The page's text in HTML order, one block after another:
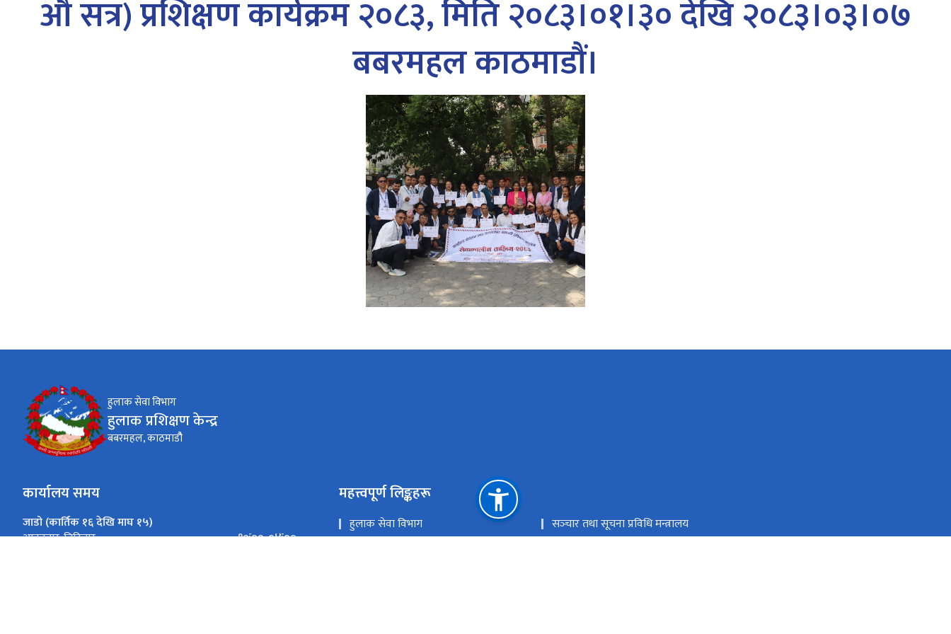
औं सत्र) प्रशिक्षण कार्यक्रम २०८३, मिति २०८३।०१।३० देखि २०८३।०३।०७
बबरमहल काठमाडौं।
हुलाक सेवा विभाग
हुलाक प्रशिक्षण केन्द्र
बबरमहल, काठमाडौै
कार्यालय समय
जाडो (कार्तिक १६ देखि माघ १५)
आइतबार-बिहिबार
१०ः००-०४ः००
महत्त्वपूर्ण लिङ्कहरू
हुलाक सेवा विभाग
सञ्‍चार तथा सूचना प्रविधि मन्त्रालय